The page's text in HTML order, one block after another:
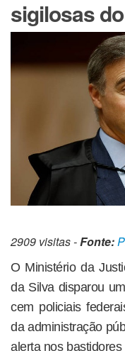
sigilosas
2909 visitas -Fonte:
O Ministério da
da Silva disparou
cem policiais
da administração
alerta nos